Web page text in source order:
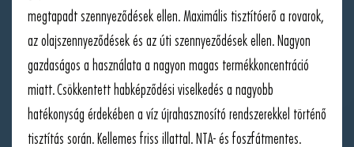
megtapadt szennyeződések ellen. Maximális tisztítóerő a rovarok,
az olajszennyeződések és az úti szennyeződések ellen. Nagyon
gazdaságos a használata a nagyon magas termékkoncentráció
miatt. Csökkentett habképződési viselkedés a nagyobb
hatékonyság érdekében a víz újrahasznosító rendszerekkel történő
tisztítás során. Kellemes friss illattal. NTA- és foszfátmentes.